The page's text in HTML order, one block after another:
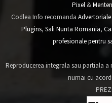
Pixel&
Codlea Info recomanda
Plugins, Sali Nunta Romania,
profesionale pentru
Reproducerea integrala sau partiala a
numai cu